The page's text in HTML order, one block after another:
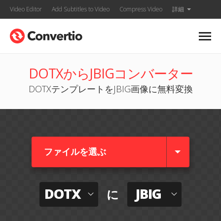
Video Editor Add Subtitles to Video Compress Video 詳細
DOTXからJBIGコンバーター
DOTXテンプレートをJBIG画像に無料変換
ファイルを選ぶ
DOTX に JBIG